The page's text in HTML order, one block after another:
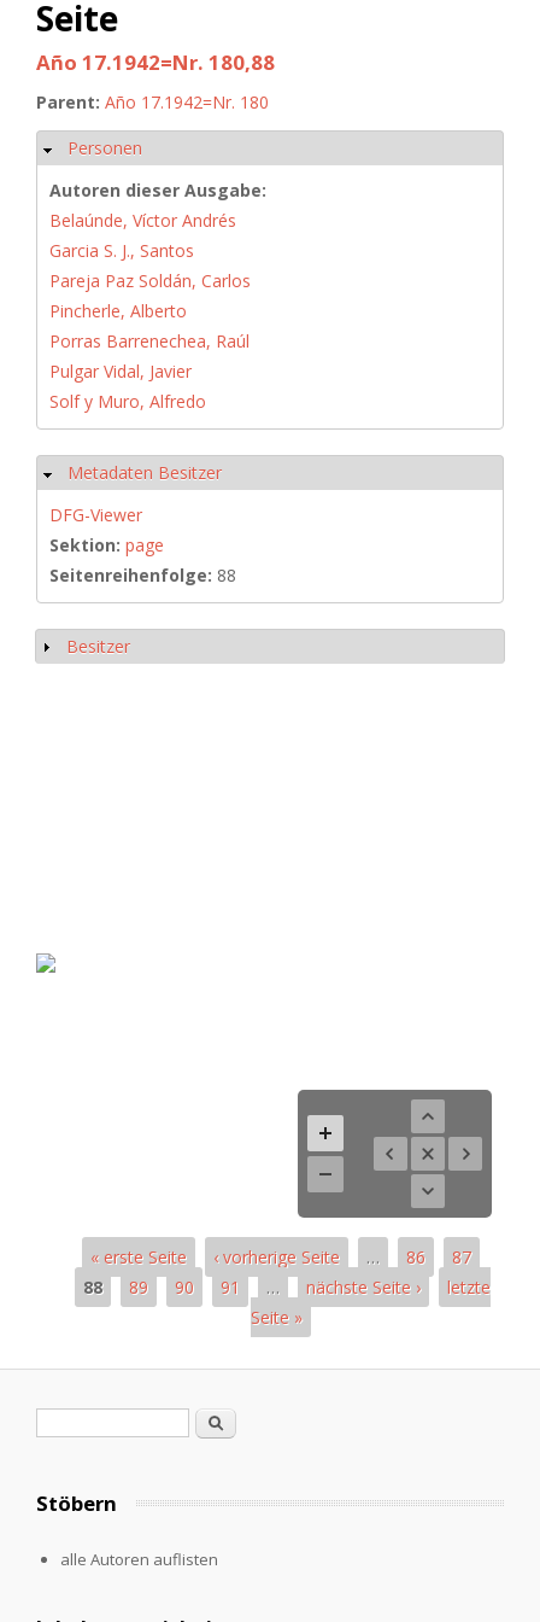
Seite
Año 17.1942=Nr. 180,88
Parent: Año 17.1942=Nr. 180
Ausblenden
Personen
Autoren dieser Ausgabe:
Belaúnde, Víctor Andrés
Garcia S. J., Santos
Pareja Paz Soldán, Carlos
Pincherle, Alberto
Porras Barrenechea, Raúl
Pulgar Vidal, Javier
Solf y Muro, Alfredo
Ausblenden
Metadaten Besitzer
DFG-Viewer
Sektion: page
Seitenreihenfolge: 88
Anzeigen
Besitzer
« erste Seite ‹ vorherige Seite … 86
87
88
89 90 91 … nächste Seite ›
letzte
Seite »
Suche
Stöbern
alle Autoren auflisten